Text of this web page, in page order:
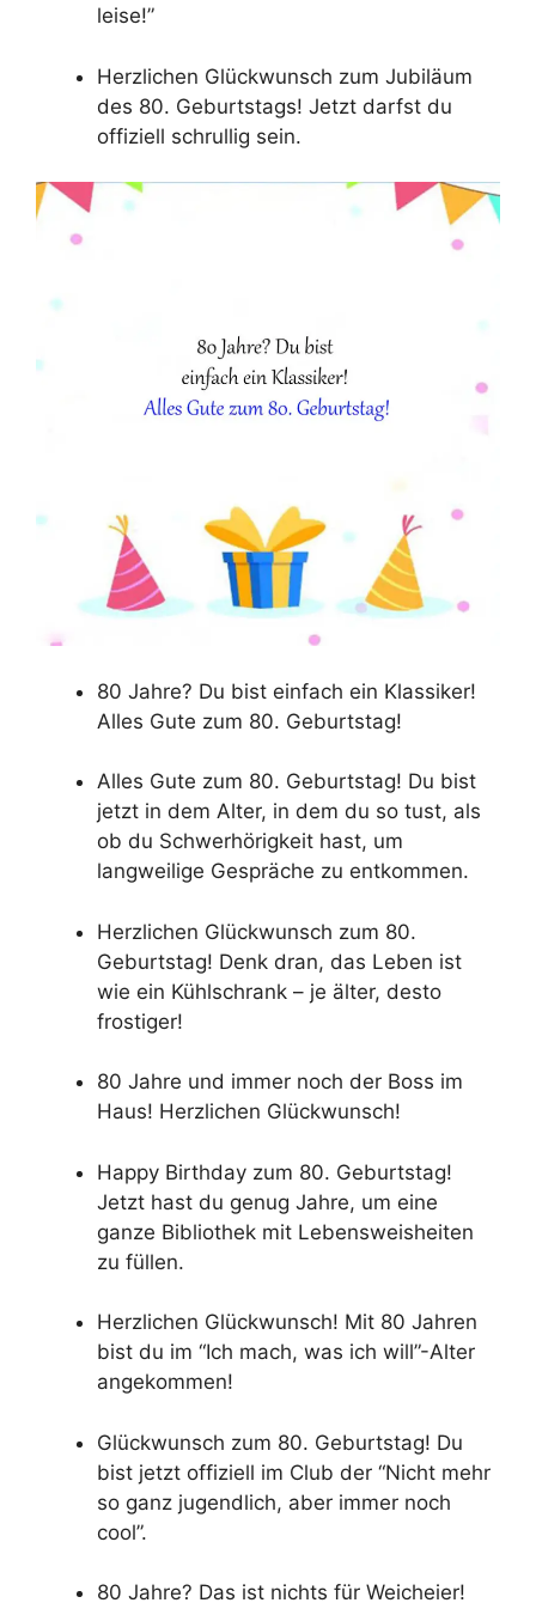
leise!”
Herzlichen Glückwunsch zum Jubiläum
des 80. Geburtstags! Jetzt darfst du
offiziell schrullig sein.
80 Jahre? Du bist einfach ein Klassiker!
Alles Gute zum 80. Geburtstag!
Alles Gute zum 80. Geburtstag! Du bist
jetzt in dem Alter, in dem du so tust, als
ob du Schwerhörigkeit hast, um
langweilige Gespräche zu entkommen.
Herzlichen Glückwunsch zum 80.
Geburtstag! Denk dran, das Leben ist
wie ein Kühlschrank – je älter, desto
frostiger!
80 Jahre und immer noch der Boss im
Haus! Herzlichen Glückwunsch!
Happy Birthday zum 80. Geburtstag!
Jetzt hast du genug Jahre, um eine
ganze Bibliothek mit Lebensweisheiten
zu füllen.
Herzlichen Glückwunsch! Mit 80 Jahren
bist du im “Ich mach, was ich will”-Alter
angekommen!
Glückwunsch zum 80. Geburtstag! Du
bist jetzt offiziell im Club der “Nicht mehr
so ganz jugendlich, aber immer noch
cool”.
80 Jahre? Das ist nichts für Weicheier!